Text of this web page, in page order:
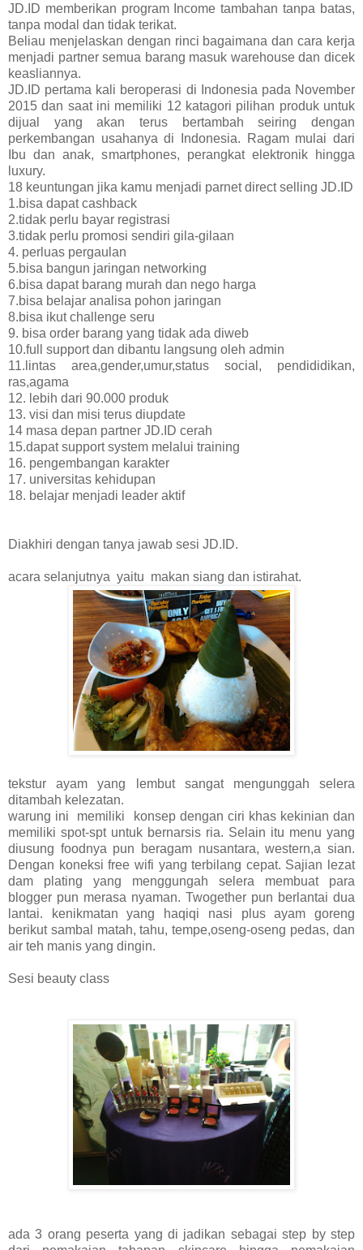
JD.ID memberikan program Income tambahan tanpa batas,
tanpa modal dan tidak terikat.
Beliau menjelaskan dengan rinci bagaimana dan cara kerja
menjadi partner semua barang masuk warehouse dan dicek
keasliannya.
JD.ID pertama kali beroperasi di Indonesia pada November
2015 dan saat ini memiliki 12 katagori pilihan produk untuk
dijual yang akan terus bertambah seiring dengan
perkembangan usahanya di Indonesia. Ragam mulai dari
Ibu dan anak, smartphones, perangkat elektronik hingga
luxury.
18 keuntungan jika kamu menjadi parnet direct selling JD.ID
1.bisa dapat cashback
2.tidak perlu bayar registrasi
3.tidak perlu promosi sendiri gila-gilaan
4. perluas pergaulan
5.bisa bangun jaringan networking
6.bisa dapat barang murah dan nego harga
7.bisa belajar analisa pohon jaringan
8.bisa ikut challenge seru
9. bisa order barang yang tidak ada diweb
10.full support dan dibantu langsung oleh admin
11.lintas area,gender,umur,status social, pendididikan,
ras,agama
12. lebih dari 90.000 produk
13. visi dan misi terus diupdate
14 masa depan partner JD.ID cerah
15.dapat support system melalui training
16. pengembangan karakter
17. universitas kehidupan
18. belajar menjadi leader aktif
Diakhiri dengan tanya jawab sesi JD.ID.
acara selanjutnya yaitu makan siang dan istirahat.
tekstur ayam yang lembut sangat mengunggah selera
ditambah kelezatan.
warung ini memiliki konsep dengan ciri khas kekinian dan
memiliki spot-spt untuk bernarsis ria. Selain itu menu yang
diusung foodnya pun beragam nusantara, western,a sian.
Dengan koneksi free wifi yang terbilang cepat. Sajian lezat
dam plating yang menggungah selera membuat para
blogger pun merasa nyaman. Twogether pun berlantai dua
lantai. kenikmatan yang haqiqi nasi plus ayam goreng
berikut sambal matah, tahu, tempe,oseng-oseng pedas, dan
air teh manis yang dingin.
Sesi beauty class
ada 3 orang peserta yang di jadikan sebagai step by step